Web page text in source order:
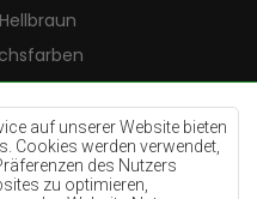
auf unserer Website bieten
Cookies werden verwendet,
des Nutzers
zu optimieren,
Lilac
Gelb